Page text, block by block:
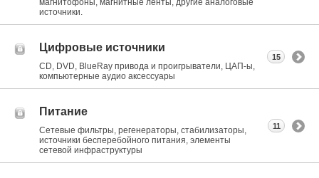
магнитофоны, магнитные ленты, другие аналоговые
источники.
Цифровые источники
CD, DVD, BlueRay привода и проигрыватели, ЦАП-ы,
компьютерные аудио аксессуары
15
Питание
Сетевые фильтры, регенераторы, стабилизаторы,
источники бесперебойного питания, элементы
сетевой инфраструктуры
11